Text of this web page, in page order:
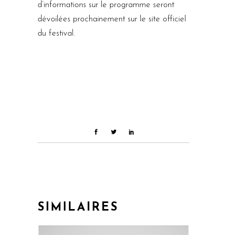
d’informations sur le programme seront
dévoilées prochainement sur le site officiel
du festival.
SIMILAIRES